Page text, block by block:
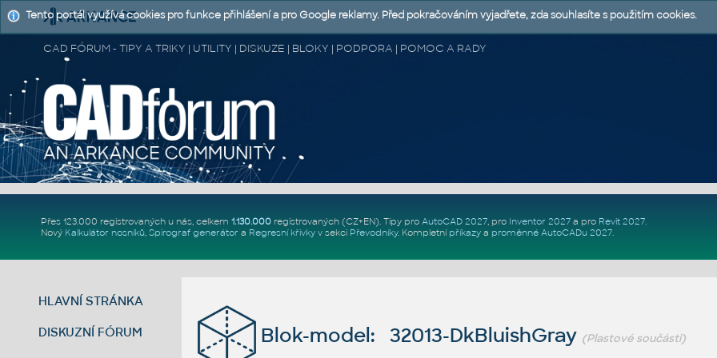
CAD FÓRUM - TIPY A TRIKY | UTILITY | DISKUZE | BLOKY | PODPORA | POMOC A RADY
Přes 123.000 registrovaných u nás, celkem 1.130.000registrovaných (CZ+EN). Tipy pro AutoCAD 2027, pro Inventor 2027a pro Revit 2027.
Nový Kalkulátor nosníků, Spirograf generátor a Regresní křivkyv sekci Převodníky. Kompletní příkazya proměnné AutoCADu 2027.
HLAVNÍ STRÁNKA
DISKUZNÍ FÓRUM Blok-model: 32013-DkBluishGray (Plastové součásti)
Tento portál využívá cookies pro funkce přihlášení a pro Google reklamy. Před pokračováním vyjadřete, zda souhlasíte s použitím cookies.